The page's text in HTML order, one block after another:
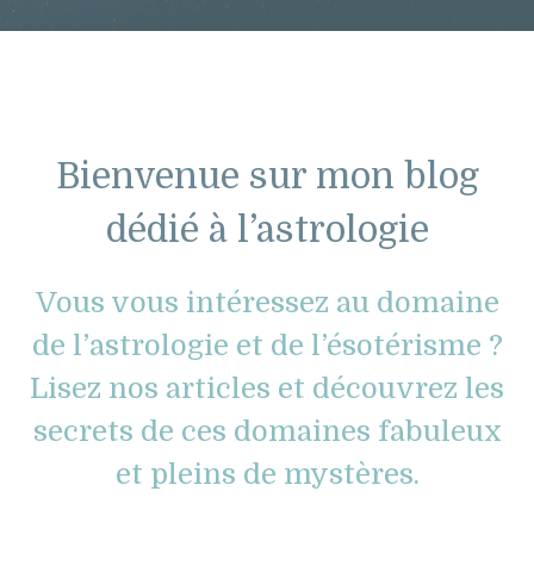
Bienvenue sur mon blog
dédié à l’astrologie
Vous vous intéressez au domaine
de l’astrologie et de l’ésotérisme ?
Lisez nos articles et découvrez les
secrets de ces domaines fabuleux
et pleins de mystères.